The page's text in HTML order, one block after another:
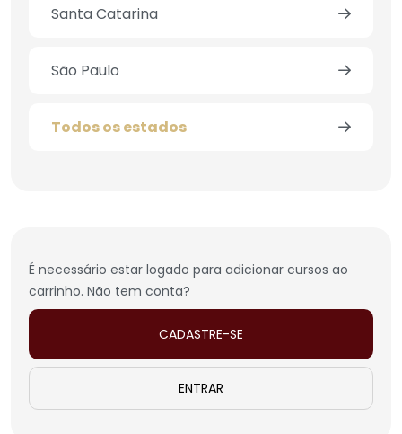
Santa Catarina
São Paulo
Todos os estados
É necessário estar logado para adicionar cursos ao
carrinho. Não tem conta?
CADASTRE-SE
ENTRAR